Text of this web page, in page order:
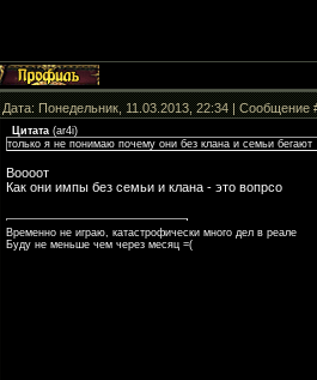
Дата: Понедельник, 11.03.2013, 22:34 | Сообщение
Цитата(ar4i)
только я не понимаю почему они без клана и семьи бегают
Воооот
Как они импы без семьи и клана - это вопрсо
Временно не играю, катастрофически много дел в реале
Буду не меньше чем через месяц =(